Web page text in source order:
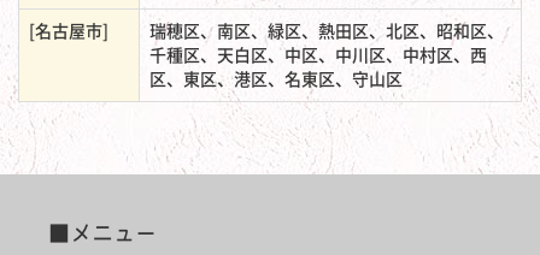
[名古屋市]
瑞穂区、南区、緑区、熱田区、北区、昭和区、
千種区、天白区、中区、中川区、中村区、西
区、東区、港区、名東区、守山区
■メニュー